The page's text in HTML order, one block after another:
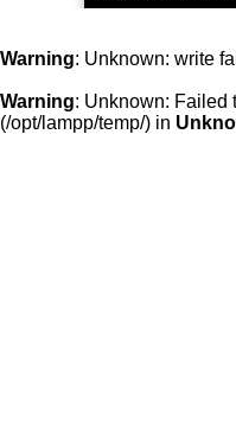
Warning: Unknown: write
Warning: Unknown: Failed
(/opt/lampp/temp/) in